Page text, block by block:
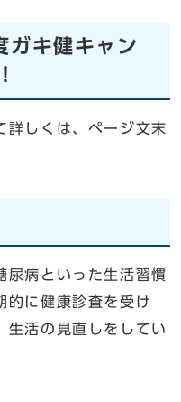
ガキ健キャン
詳しくは、ページ文末
病といった生活習慣
的に健康診査を受け
生活の見直しをしてい